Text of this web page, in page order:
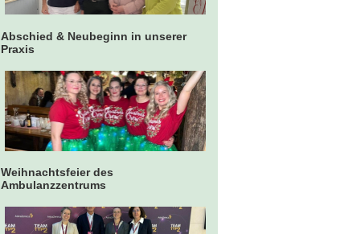
Abschied & Neubeginn in unserer
Praxis
Weihnachtsfeier des
Ambulanzzentrums